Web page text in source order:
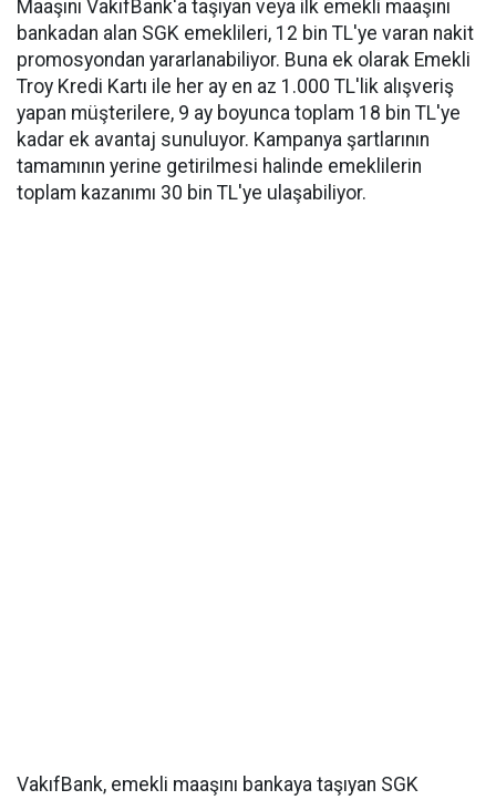
Maaşını VakıfBank'a taşıyan veya ilk emekli maaşını
bankadan alan SGK emeklileri, 12 bin TL'ye varan nakit
promosyondan yararlanabiliyor. Buna ek olarak Emekli
Troy Kredi Kartı ile her ay en az 1.000 TL'lik alışveriş
yapan müşterilere, 9 ay boyunca toplam 18 bin TL'ye
kadar ek avantaj sunuluyor. Kampanya şartlarının
tamamının yerine getirilmesi halinde emeklilerin
toplam kazanımı 30 bin TL'ye ulaşabiliyor.
VakıfBank, emekli maaşını bankaya taşıyan SGK